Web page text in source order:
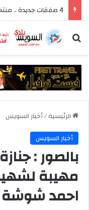
بحث عن
الرئيسية/أخبار السويس
أخبار السويس
بالصور :
مهيبة
احمد شوشة